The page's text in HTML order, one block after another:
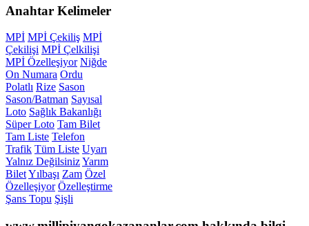
Anahtar Kelimeler
MPİ MPİ Çekiliş MPİ
Çekilişi MPİ Çelkilişi
MPİ Özelleşiyor Niğde
On Numara Ordu
Polatlı Rize Sason
Sason/Batman Sayısal
Loto Sağlık Bakanlığı
Süper Loto Tam Bilet
Tam Liste Telefon
Trafik Tüm Liste Uyarı
Yalnız DeğilsinizYarım
BiletYılbaşı Zam Özel
Özelleşiyor Özelleştirme
Şans Topu Şişli